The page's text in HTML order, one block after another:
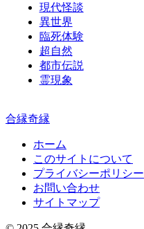
現代怪談
異世界
臨死体験
超自然
都市伝説
霊現象
合縁奇縁
ホーム
このサイトについて
プライバシーポリシー
お問い合わせ
サイトマップ